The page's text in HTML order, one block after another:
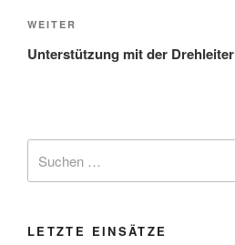
WEITER
Unterstützung mit der Drehleiter
LETZTE EINSÄTZE